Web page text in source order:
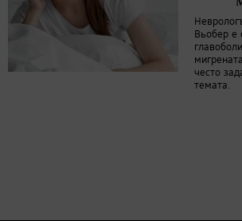
Вьобер е
често
темата.